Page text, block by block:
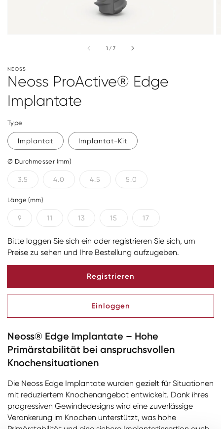
1 / von
7
NEOSS
Neoss ProActive® Edge
Implantate
Type
Implantat Implantat-Kit
Ø Durchmesser (mm)
3.5 4.0 4.5 5.0
Länge (mm)
9 11 13 15 17
Bitte loggen Sie sich ein oder registrieren Sie sich, um
Preise zu sehen und Ihre Bestellung aufzugeben.
Registrieren
Einloggen
Neoss® Edge Implantate – Hohe
Primärstabilität bei anspruchsvollen
Knochensituationen
Die Neoss Edge Implantate wurden gezielt für Situationen
mit reduziertem Knochenangebot entwickelt. Dank ihres
progressiven Gewindedesigns wird eine zuverlässige
Verankerung im Knochen unterstützt, was hohe